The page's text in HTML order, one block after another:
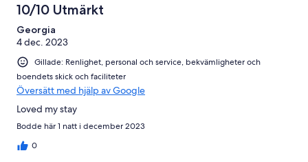
10/10 Utmärkt
Georgia
4 dec. 2023
Gillade: Renlighet, personal och service, bekvämligheter och
boendets skick och faciliteter
Översätt med hjälp av Google
Loved my stay
Bodde här 1 natt i december 2023
0